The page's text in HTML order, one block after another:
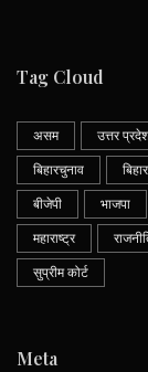
Tag Cloud
असम उत्तर
बिहारचुनाव
बीजेपी भाजपा
महाराष्ट्र
सुप्रीम कोर्ट
Meta